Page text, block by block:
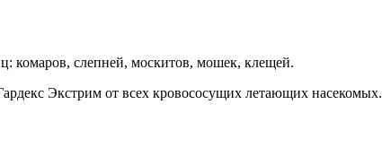
комаров, слепней, москитов, мошек, клещей.
Экстрим от всех кровососущих летающих насекомых.